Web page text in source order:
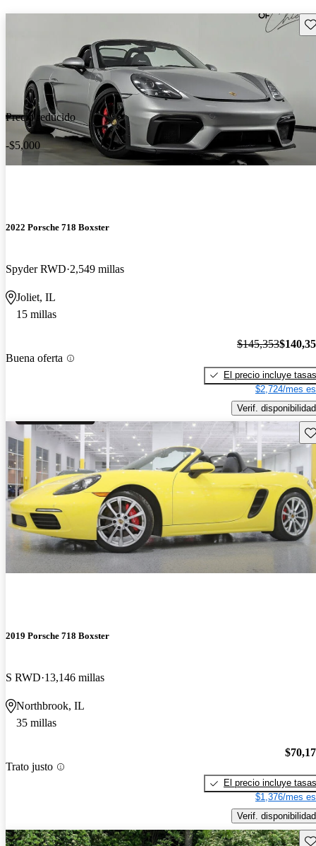
Precio reducido
-$5,000
2022 Porsche 718 Boxster
Spyder RWD 2,549 millas
Joliet, IL
15 millas
Buena oferta
$145,353
El precio incluye tasas
$2,724/mes
Verif. disponibilidad
2019 Porsche 718 Boxster
S RWD 13,146 millas
Northbrook, IL
35 millas
Trato justo
El precio incluye tasas
$1,376/mes
Verif. disponibilidad